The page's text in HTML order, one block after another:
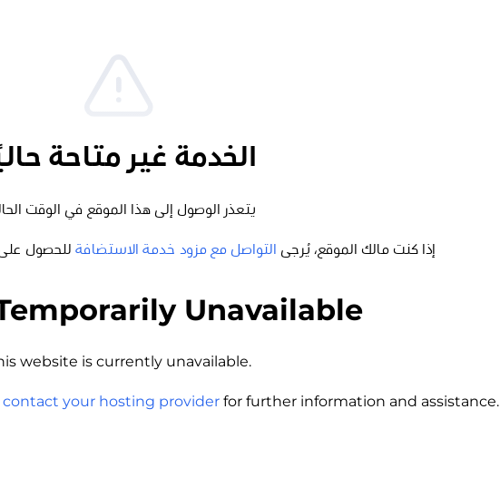
الخدمة غير متاحة
يتعذر الوصول إلى هذا الموقع في الوقت
إذا كنت مالك الموقع، يُرجى التواصل مع مزود خدمة الاستضافة للحصول
Unavailable
website is currently unavailable.
contact your hosting provider for further information and assistance.